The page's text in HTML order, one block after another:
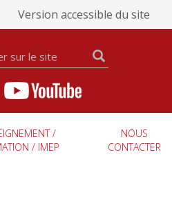
Version accessible du site
/
/ IMEP
NOUS
CONTACTER